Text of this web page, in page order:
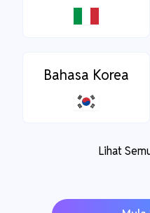
Bahasa Korea
Lihat